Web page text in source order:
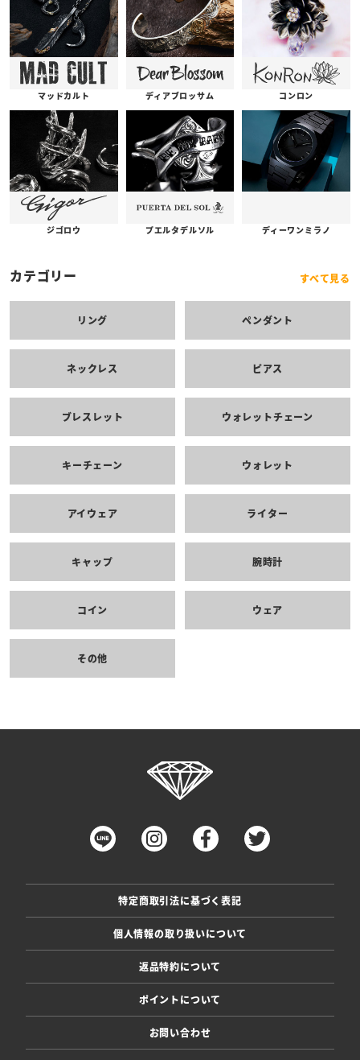
マッドカルト ディアブロッサム コンロン
ジゴロウ プエルタデルソル ディーワンミラノ
カテゴリー すべて見る
リング ペンダント
ネックレス ピアス
ブレスレット ウォレットチェーン
キーチェーン ウォレット
アイウェア ライター
キャップ 腕時計
コイン ウェア
その他
特定商取引法に基づく表記
個人情報の取り扱いについて
返品特約について
ポイントについて
お問い合わせ